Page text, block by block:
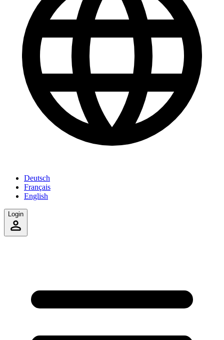
Deutsch
Français
English
Login